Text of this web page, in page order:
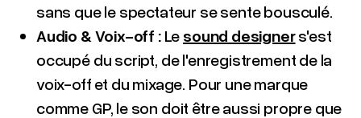
sans que le spectateur se sente bousculé.
Audio & Voix-off :Le sound designers'est
occupé du script, de l'enregistrement de la
voix-off et du mixage. Pour une marque
comme GP, le son doit être aussi propre que